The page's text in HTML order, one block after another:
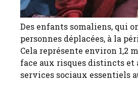
Des enfants somaliens, qui
personnes déplacées, à la
Cela représente environ 1,2
face aux risques distincts et
services sociaux essentiels